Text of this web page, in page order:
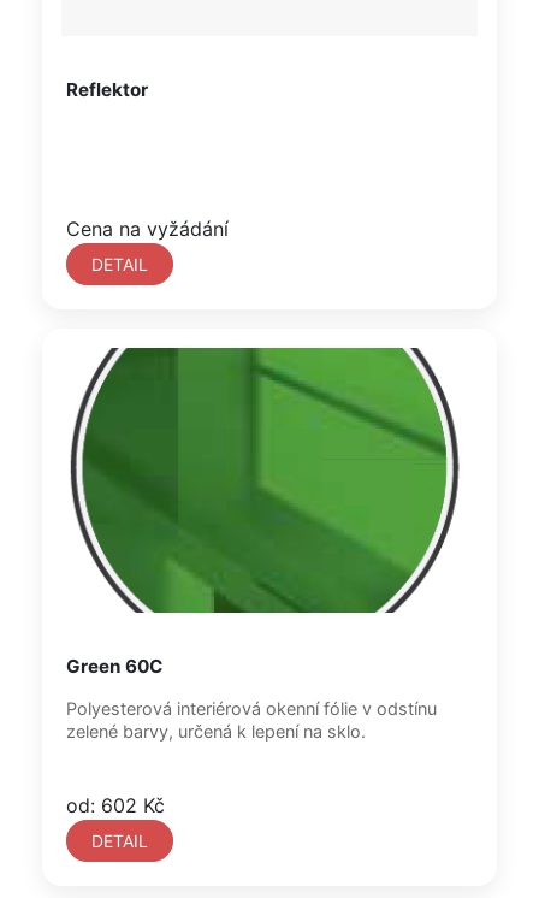
Reflektor
Cena na vyžádání
DETAIL
Green 60C
Polyesterová interiérová okenní fólie v odstínu
zelené barvy, určená k lepení na sklo.
od: 602 Kč
DETAIL